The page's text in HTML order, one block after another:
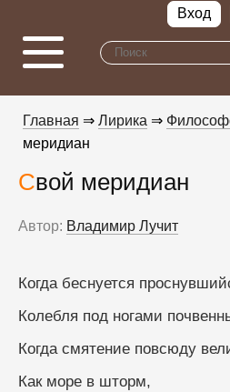
Вход
Главная ⇒ Лирика ⇒
меридиан
Свой меридиан
Автор: Владимир Лучит
Когда беснуется
Колебля под ногами
Когда смятение повсюду
Как море в шторм,